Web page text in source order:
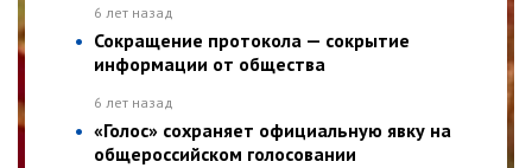
6 лет назад
Сокращение протокола — сокрытие
информации от общества
6 лет назад
«Голос» сохраняет официальную явку на
общероссийском голосовании